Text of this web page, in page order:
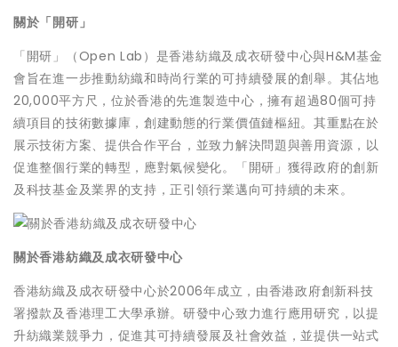
關於「開研」
「開研」（Open Lab）是香港紡織及成衣研發中心與H&M基金
會旨在進一步推動紡織和時尚行業的可持續發展的創舉。其佔地
20,000平方尺，位於香港的先進製造中心，擁有超過80個可持
續項目的技術數據庫，創建動態的行業價值鏈樞紐。其重點在於
展示技術方案、提供合作平台，並致力解決問題與善用資源，以
促進整個行業的轉型，應對氣候變化。「開研」獲得政府的創新
及科技基金及業界的支持，正引領行業邁向可持續的未來。
關於香港紡織及成衣研發中心
香港紡織及成衣研發中心於2006年成立，由香港政府創新科技
署撥款及香港理工大學承辦。研發中心致力進行應用研究，以提
升紡織業競爭力，促進其可持續發展及社會效益，並提供一站式